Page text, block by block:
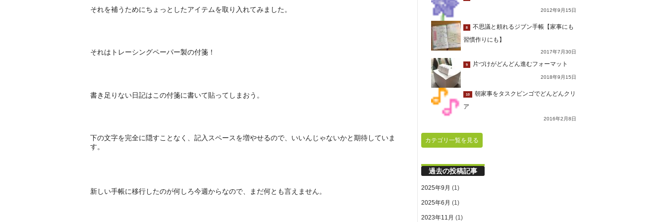
それを補うためにちょっとしたアイテムを取り入れてみました。
それはトレーシングペーパー製の付箋！
書き足りない日記はこの付箋に書いて貼ってしまおう。
下の文字を完全に隠すことなく、記入スペースを増やせるので、いいんじゃないかと期待していま
す。
新しい手帳に移行したのが何しろ今週からなので、まだ何とも言えません。
2012年9月15日
8
不思議と頼れるジブン手帳【家事にも
習慣作りにも】
2017年7月30日
9 片づけがどんどん進むフォーマット
2018年9月15日
10
朝家事をタスクビンゴでどんどんクリ
ア
2016年2月8日
カテゴリ一覧を見る
過去の投稿記事
2025年9月 (1)
2025年6月 (1)
2023年11月 (1)